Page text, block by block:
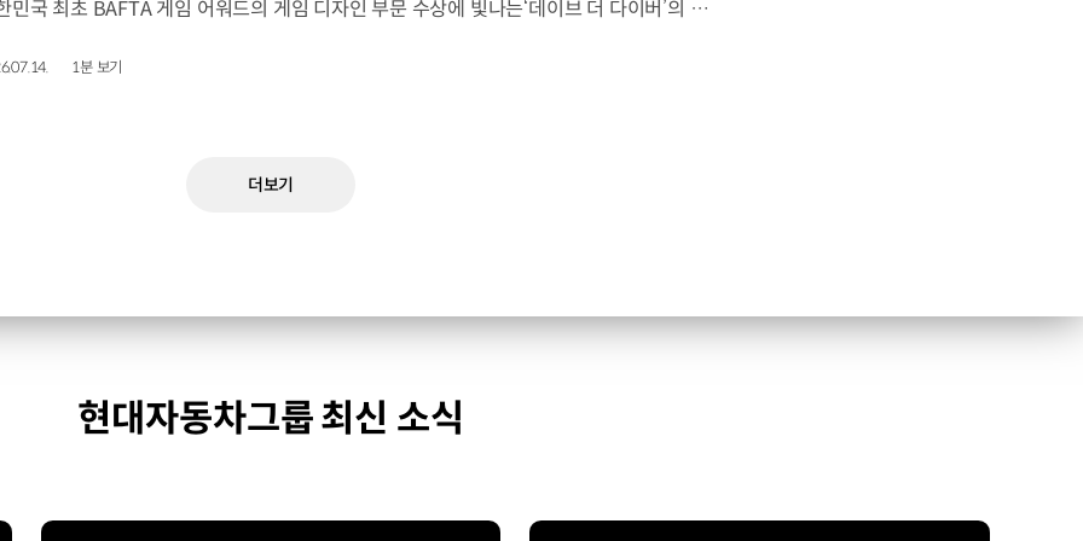
대한민국 최초 BAFTA 게임 어워드의 게임 디자인 부문 수상에 빛나는‘데이브 더 다이버’의 최신 DLC에 포니 픽업이 등장합니다.데이브 더 다이버 - 인 더 정글 속 포니 픽업의 활약을 체험해 보세요. Steam, Nintendo Switch 2 Nintendo Switch, PS5 PS4, Xbox Series X|S, Epic Games Store에서 만나 볼 수 있습니다. #현대자동차 #데이브더다이버 #인더정글 #민트로켓 #게임콜라보 #포니픽업 #포니 유튜브 쇼츠 보기 >
1분 보기
더보기
현대자동차그룹 최신 소식